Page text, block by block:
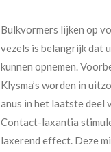
Bulkvormers lijken op
vezels is belangrijk dat
kunnen opnemen.
Klysma’s worden in
anus in het laatste deel
Contact-laxantia
laxerend effect. Deze